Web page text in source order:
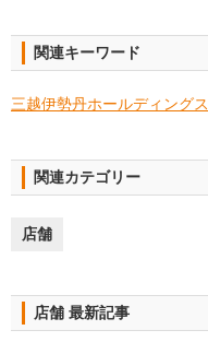
関連キーワード
三越伊勢丹ホールディングス
関連カテゴリー
店舗
店舗 最新記事